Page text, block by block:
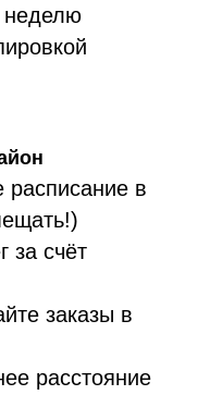
неделю
расписание в
за счёт
заказы в
расстояние